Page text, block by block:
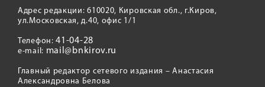
Адрес редакции: 610020, Кировская обл., г.Киров,
ул.Московская, д.40, офис 1/1
Телефон:41-04-28
e-mail: mail@bnkirov.ru
Главный редактор сетевого издания – Анастасия
Александровна Белова